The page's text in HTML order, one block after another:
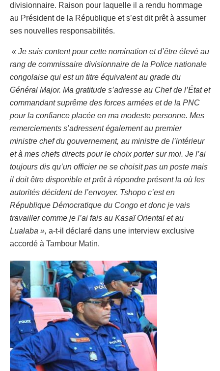
divisionnaire. Raison pour laquelle il a rendu hommage
au Président de la République et s’est dit prêt à assumer
ses nouvelles responsabilités.
« Je suis content pour cette nomination et d’être élevé au
rang de commissaire divisionnaire de la Police nationale
congolaise qui est un titre équivalent au grade du
Général Major. Ma gratitude s’adresse au Chef de l’État et
commandant suprême des forces armées et de la PNC
pour la confiance placée en ma modeste personne. Mes
remerciements s’adressent également au premier
ministre chef du gouvernement, au ministre de l’intérieur
et à mes chefs directs pour le choix porter sur moi. Je l’ai
toujours dis qu’un officier ne se choisit pas un poste mais
il doit être disponible et prêt à répondre présent la où les
autorités décident de l’envoyer. Tshopo c’est en
République Démocratique du Congo et donc je vais
travailler comme je l’ai fais au Kasaï Oriental et au
Lualaba », a-t-il déclaré dans une interview exclusive
accordé à Tambour Matin.